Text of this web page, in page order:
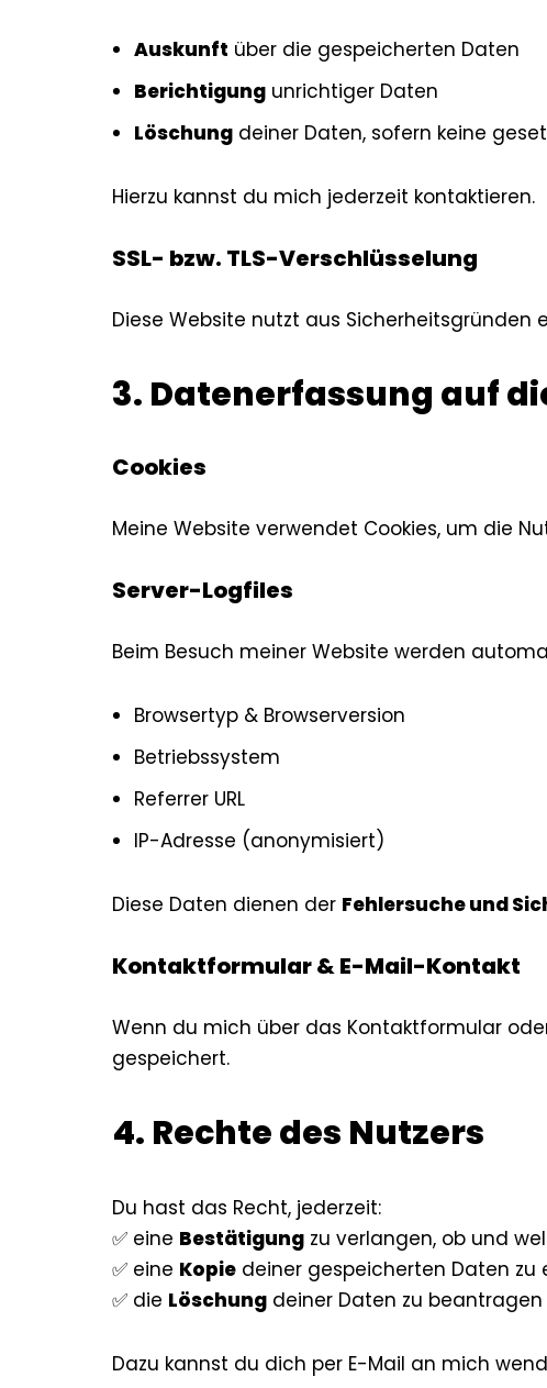
Auskunft über die gespeicherten Daten
Berichtigung unrichtiger Daten
Löschung deiner Daten, sofern keine
Hierzu kannst du mich jederzeit kontaktieren.
SSL- bzw. TLS-Verschlüsselung
Diese Website nutzt aus Sicherheitsgründen
3. Datenerfassung auf
Cookies
Meine Website verwendet Cookies, um die
Server-Logfiles
Beim Besuch meiner Website werden
Browsertyp & Browserversion
Betriebssystem
Referrer URL
IP-Adresse (anonymisiert)
Diese Daten dienen der Fehlersuche und
Kontaktformular & E-Mail-Kontakt
Wenn du mich über das Kontaktformular
gespeichert.
4. Rechte des Nutzers
Du hast das Recht, jederzeit:
✅ eine Bestätigung zu verlangen, ob und
✅ eine Kopie deiner gespeicherten Daten zu
✅ die Löschung deiner Daten zu beantragen
Dazu kannst du dich per E-Mail an mich